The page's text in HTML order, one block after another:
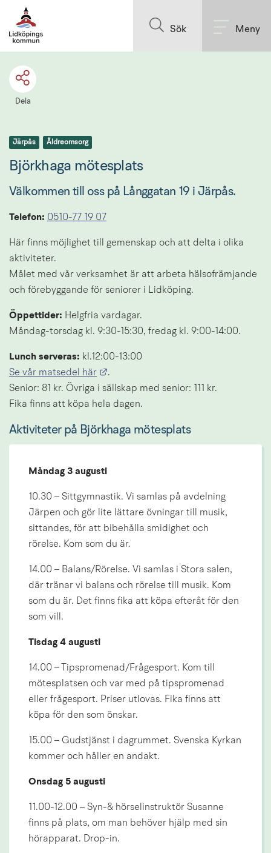
Sök Meny
Dela
Järpås Äldreomsorg
Björkhaga mötesplats
Välkommen till oss på Långgatan 19 i Järpås.
Telefon: 0510-77 19 07
Här finns möjlighet till gemenskap och att delta i olika
aktiviteter.
Målet med vår verksamhet är att arbeta hälsofrämjande
och förebyggande för seniorer i Lidköping.
Öppettider: Helgfria vardagar.
Måndag-torsdag kl. 9:30-15:30, fredag kl. 9:00-14:00.
Lunch serveras: kl.12:00-13:00
Se vår matsedel här
Länk till annan webbplats.
.
Senior: 81 kr. Övriga i sällskap med senior: 111 kr.
Fika finns att köpa hela dagen.
Aktiviteter på Björkhaga mötesplats
Måndag 3 augusti
10.30 – Sittgymnastik. Vi samlas på avdelning
Järpen och gör lite lättare övningar till musik,
sittandes, för att bibehålla smidighet och
rörelse. Kom som du är.
14.00 – Balans/Rörelse. Vi samlas i Stora salen,
där tränar vi balans och rörelse till musik. Kom
som du är. Det finns fika att köpa efteråt för den
som vill.
Tisdag 4 augusti
14.00 – Tipspromenad/Frågesport. Kom till
mötesplatsen och var med på tipspromenad
eller frågesport. Priser utlovas. Fika finns att
köpa för den som önskar.
15.00 – Gudstjänst i dagrummet. Svenska Kyrkan
kommer och håller en andakt.
Onsdag 5 augusti
11.00-12.00 – Syn-& hörselinstruktör Susanne
finns på plats, om man behöver hjälp med sin
hörapparat. Drop-in.